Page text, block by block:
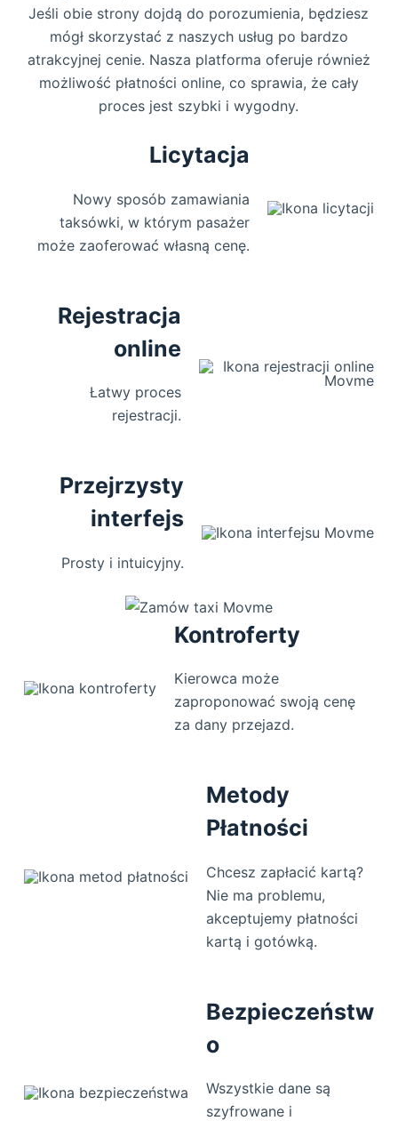
Jeśli obie strony dojdą do porozumienia, będziesz
mógł skorzystać z naszych usług po bardzo
atrakcyjnej cenie. Nasza platforma oferuje również
możliwość płatności online, co sprawia, że cały
proces jest szybki i wygodny.
Licytacja
Nowy sposób zamawiania
taksówki, w którym pasażer
może zaoferować własną cenę.
Rejestracja
online
Łatwy proces
rejestracji.
Przejrzysty
interfejs
Prosty i intuicyjny.
Kontroferty
Kierowca może
zaproponować swoją cenę
za dany przejazd.
Metody
Płatności
Chcesz zapłacić kartą?
Nie ma problemu,
akceptujemy płatności
kartą i gotówką.
Bezpieczeństw
o
Wszystkie dane są
szyfrowane i